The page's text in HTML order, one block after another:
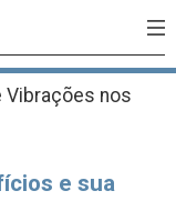
nos
e sua